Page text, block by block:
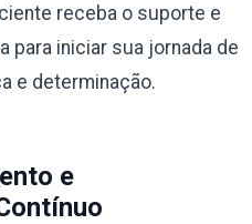
receba o suporte e
para iniciar sua jornada de
e determinação.
e